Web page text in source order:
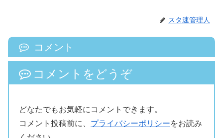
スタ速管理人
コメント
コメントをどうぞ
どなたでもお気軽にコメントできます。
コメント投稿前に、 プライバシーポリシーをお読み